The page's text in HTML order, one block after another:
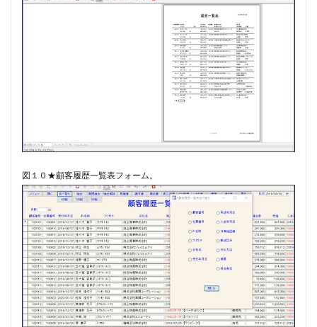
図１０★顧客履歴一覧表フォーム。